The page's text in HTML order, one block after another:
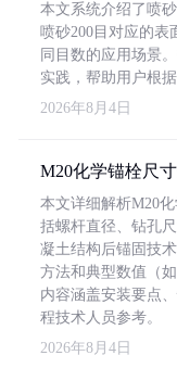
本文系统介绍了喷
喷砂200目对应的表
同目数的应用场景
实践，帮助用户根
2026年8月4日
M20化学锚栓尺
本文详细解析M20
括螺杆直径、钻孔
凝土结构后锚固技
方法和典型数值（
内容涵盖安装要点
程技术人员参考。
2026年8月4日